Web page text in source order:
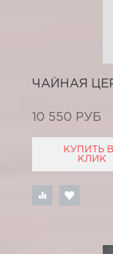
ЧАЙНАЯ
10 550 РУБ
КУПИТЬ В
КЛИК